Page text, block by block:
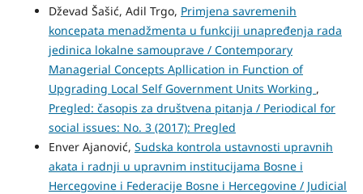
Dževad Šašić, Adil Trgo, Primjena savremenih
koncepata menadžmenta u funkciji unapređenja rada
jedinica lokalne samouprave / Contemporary
Managerial Concepts Apllication in Function of
Upgrading Local Self Government Units Working ,
Pregled: časopis za društvena pitanja / Periodical for
social issues: No. 3 (2017): Pregled
Enver Ajanović, Sudska kontrola ustavnosti upravnih
akata i radnji u upravnim institucijama Bosne i
Hercegovine i Federacije Bosne i Hercegovine / Judicial